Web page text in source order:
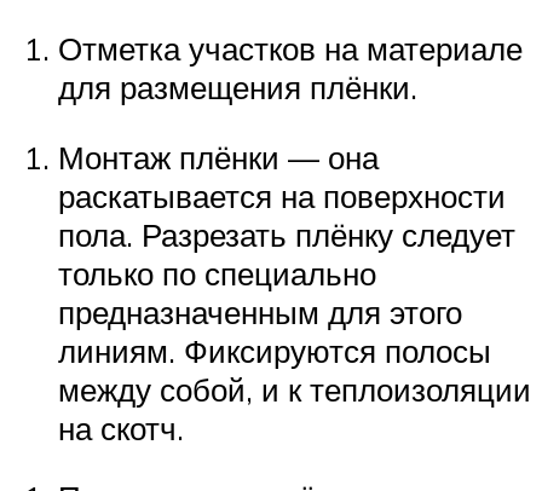
Отметка участков на материале
для размещения плёнки.
Монтаж плёнки — она
раскатывается на поверхности
пола. Разрезать плёнку следует
только по специально
предназначенным для этого
линиям. Фиксируются полосы
между собой, и к теплоизоляции
на скотч.